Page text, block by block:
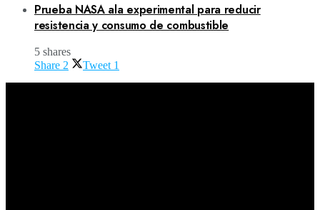
Prueba NASA ala experimental para reducir
resistencia y consumo de combustible
5 shares
Share 2 Tweet 1